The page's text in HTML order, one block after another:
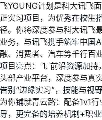
飞YOUNG计划是科大讯飞
正实习项目，为优秀在校生
径。你将深度参与科大讯飞
业务，与讯飞携手筑牢中国
融、消费者、汽车等千行百
项目亮点： 1. 前沿资源加
头部产业平台，深度参与真
告别“边缘实习”，技能与视
为你铺就青云路：配备1v1
导，更完备的培养机制+职